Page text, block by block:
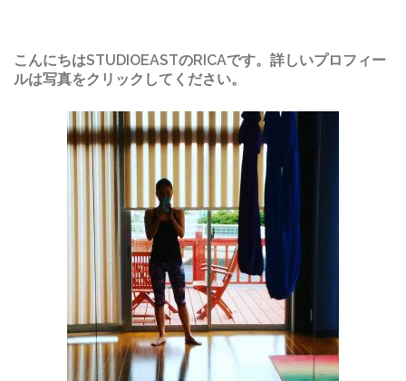
こんにちはSTUDIOEASTのRICAです。詳しいプロフィー
ルは写真をクリックしてください。